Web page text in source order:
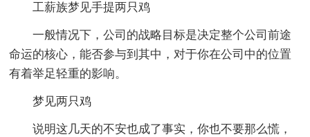
工薪族梦见手提两只鸡
一般情况下，公司的战略目标是决定整个公司前途
命运的核心，能否参与到其中，对于你在公司中的位置
有着举足轻重的影响。
梦见两只鸡
说明这几天的不安也成了事实，你也不要那么慌，